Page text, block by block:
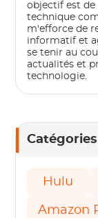
objectif est de
technique
m'efforce de
informatif et
se tenir au
actualités et
technologie.
Catégories
Hulu
Amazon